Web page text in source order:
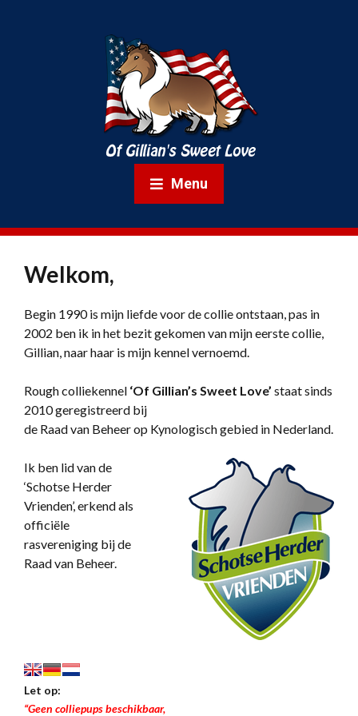
Menu
Welkom,
Begin 1990 is mijn liefde voor de collie ontstaan, pas in
2002 ben ik in het bezit gekomen van mijn eerste collie,
Gillian, naar haar is mijn kennel vernoemd.
Rough colliekennel ‘Of Gillian’s Sweet Love’ staat sinds
2010 geregistreerd bij
de Raad van Beheer op Kynologisch gebied in Nederland.
Ik ben lid van de
‘Schotse Herder
Vrienden’, erkend als
officiële
rasvereniging bij de
Raad van Beheer.
Let op:
“Geen colliepups beschikbaar,